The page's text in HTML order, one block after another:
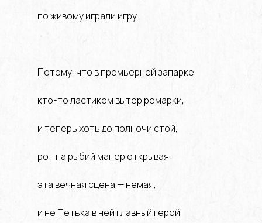
по живому играли игру.
Потому, что в премьерной запарке
кто-то ластиком вытер ремарки,
и теперь хоть до полночи стой,
рот на рыбий манер открывая:
эта вечная сцена — немая,
и не Петька в ней главный герой.